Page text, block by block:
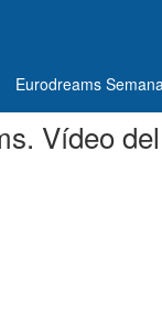
Eurodreams
Vídeo